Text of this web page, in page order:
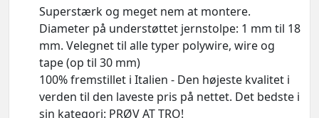
Superstærk og meget nem at montere.
Diameter på understøttet jernstolpe: 1 mm til 18
mm. Velegnet til alle typer polywire, wire og
tape (op til 30 mm)
100% fremstillet i Italien - Den højeste kvalitet i
verden til den laveste pris på nettet. Det bedste i
sin kategori: PRØV AT TRO!